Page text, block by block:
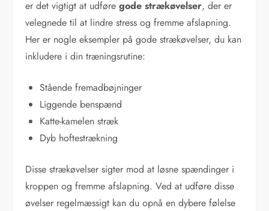
er det vigtigt at udføregode strækøvelser, der er
velegnede til at lindre stress og fremme afslapning.
Her er nogle eksempler på gode strækøvelser, du kan
inkludere i din træningsrutine:
Stående fremadbøjninger
Liggende benspænd
Katte-kamelen stræk
Dyb hoftestrækning
Disse strækøvelser sigter mod at løsne spændinger i
kroppen og fremme afslapning. Ved at udføre disse
øvelser regelmæssigt kan du opnå en dybere følelse